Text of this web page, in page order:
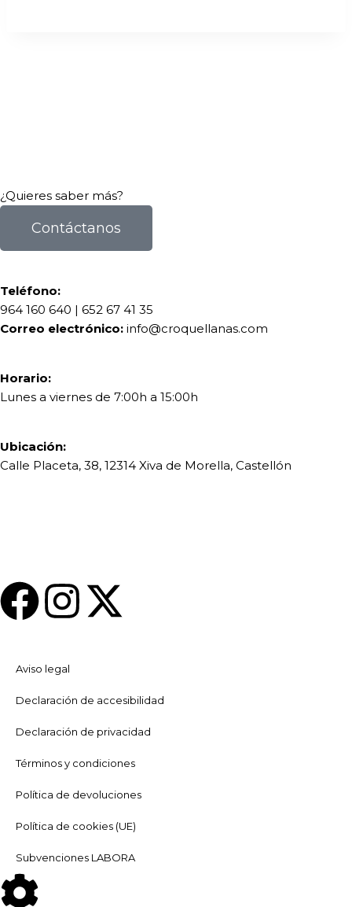
¿Quieres saber más?
Contáctanos
Teléfono:
964 160 640 | 652 67 41 35
Correo electrónico: info@croquellanas.com
Horario:
Lunes a viernes de 7:00h a 15:00h
Ubicación:
Calle Placeta, 38, 12314 Xiva de Morella, Castellón
Aviso legal
Declaración de accesibilidad
Declaración de privacidad
Términos y condiciones
Política de devoluciones
Política de cookies (UE)
Subvenciones LABORA